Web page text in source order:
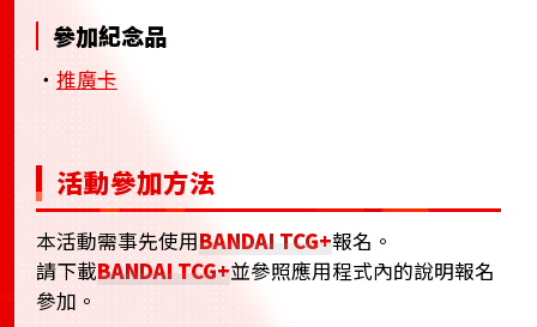
參加紀念品
・ 推廣卡
活動參加方法
本活動需事先使用BANDAI TCG+報名。
請下載BANDAI TCG+並參照應用程式內的說明報名
參加。